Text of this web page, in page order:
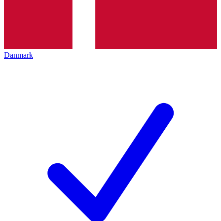
Danmark